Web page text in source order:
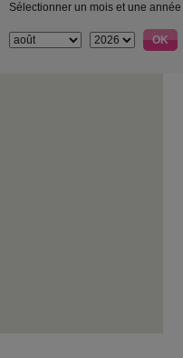
Sélectionner un mois et une année